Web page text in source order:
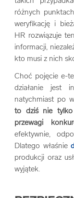
różnych
weryfikację i
HR rozwiązuje
informacji,
kto musi z nich
Choć pojęcie e-
działanie jest
natychmiast po
to dziś nie tylko
przewagi
efektywnie,
Dlatego właśnie
produkcji oraz
wyjątek.